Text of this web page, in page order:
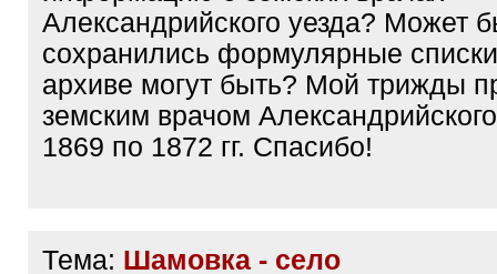
Александрийского уезда? Может
сохранились формулярные
архиве могут быть? Мой трижды
земским врачом
1869 по 1872 гг. Спасибо!
Тема: Шамовка - село